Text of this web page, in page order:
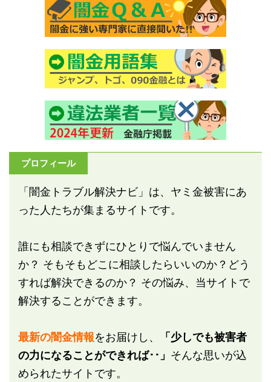
プロフィール
「闇金トラブル解決ナビ」は、ヤミ金被害にあ
った人たちが集まるサイトです。
誰にも相談できずにひとりで悩んでいません
か？ そもそもどこに相談したらいいのか？どう
すれば解決できるのか？ その悩み、当サイトで
解決することができます。
最新の闇金情報をお届けし、
「少しでも被害者
の力になることができれば･･」 そんな思いが込
められたサイトです。